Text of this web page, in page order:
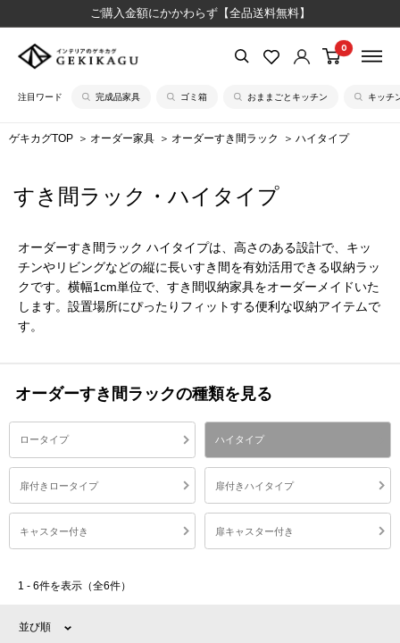
ご購入金額にかかわらず【全品送料無料】
【公
イ
テ
ア
キ
カ
グ
0
注目ワード 完成品家具 ゴミ箱 おままごとキッチン キッチ
ゲキカグTOP オーダー家具 オーダーすき間ラック ハイタイプ
すき間ラック・ハイタイプ
オーダーすき間ラック ハイタイプは、高さのある設計で、キッ
チンやリビングなどの縦に長いすき間を有効活用できる収納ラッ
クです。横幅1cm単位で、すき間収納家具をオーダーメイドいた
します。設置場所にぴったりフィットする便利な収納アイテムで
す。
オーダーすき間ラックの種類を見る
ロータイプ ハイタイプ
扉付きロータイプ 扉付きハイタイプ
キャスター付き 扉キャスター付き
1 - 6件を表示（全6件）
並び順